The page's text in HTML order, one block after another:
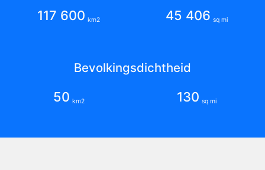
117 600 km2 45 406 sq mi
Bevolkingsdichtheid
50 km2 130 sq mi